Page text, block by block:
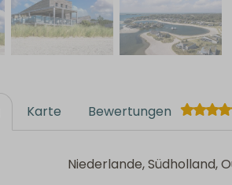
Karte Bewertungen
Niederlande, Südholland,